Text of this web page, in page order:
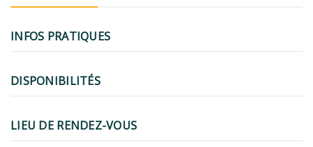
INFOS PRATIQUES
DISPONIBILITÉS
LIEU DE RENDEZ-VOUS